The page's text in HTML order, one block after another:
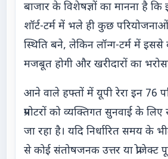
बाजार के विशेषज्ञों का मानना है कि
शॉर्ट-टर्म में भले ही कुछ
स्थिति बने, लेकिन लॉन्ग-टर्म में
मजबूत होगी और खरीदारों का
आने वाले हफ्तों में यूपी रेरा इन 76
प्रमोटरों को व्यक्तिगत सुनवाई के
जा रहा है। यदि निर्धारित समय के
से कोई संतोषजनक उत्तर या प्रोजेक्ट